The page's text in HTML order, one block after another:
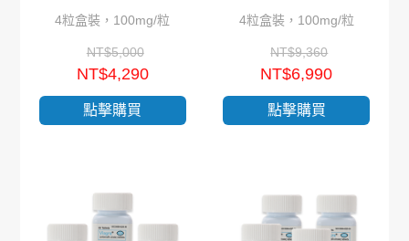
4粒盒裝，100mg/粒
NT$4,290
NT$5,000
點擊購買
4粒盒裝，100mg/粒
NT$6,990
NT$9,360
點擊購買